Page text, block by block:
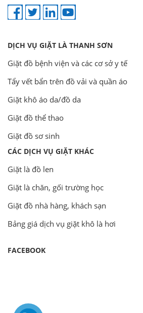
DỊCH VỤ GIẶT LÀ THANH SƠN
Giặt đồ bệnh viện và các cơ sở y tế
Tẩy vết bẩn trên đồ vải và quần áo
Giặt khô áo da/đồ da
Giặt đồ thể thao
Giặt đồ sơ sinh
CÁC DỊCH VỤ GIẶT KHÁC
Giặt là đồ len
Giặt là chăn, gối trường học
Giặt đồ nhà hàng, khách sạn
Bảng giá dịch vụ giặt khô là hơi
FACEBOOK